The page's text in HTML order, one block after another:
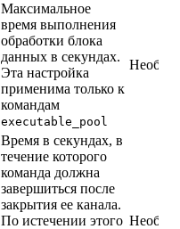
Максимальное
время выполнения
обработки блока
данных в секундах.
Эта настройка
применима только к
командам
executable_pool
Время в секундах, в
течение которого
команда должна
завершиться после
закрытия ее канала.
По истечении этого